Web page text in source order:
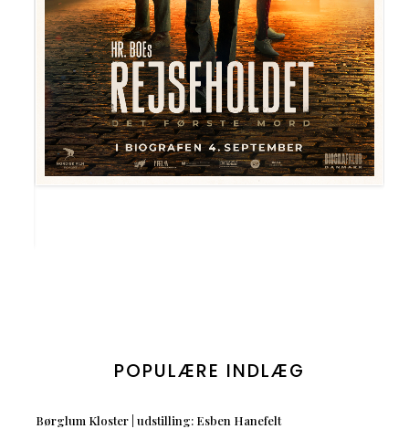
POPULÆRE INDLÆG
Børglum Kloster | udstilling: Esben Hanefelt